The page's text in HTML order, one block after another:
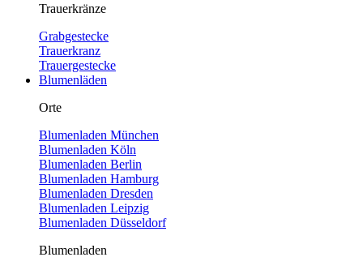
Trauerkränze
Grabgestecke
Trauerkranz
Trauergestecke
Blumenläden
Orte
Blumenladen München
Blumenladen Köln
Blumenladen Berlin
Blumenladen Hamburg
Blumenladen Dresden
Blumenladen Leipzig
Blumenladen Düsseldorf
Blumenladen